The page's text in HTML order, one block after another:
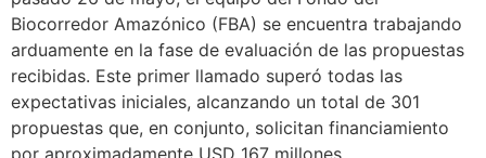
Biocorredor Amazónico (FBA) se encuentra trabajando
arduamente en la fase de evaluación de las propuestas
recibidas. Este primer llamado superó todas las
expectativas iniciales, alcanzando un total de 301
propuestas que, en conjunto, solicitan financiamiento